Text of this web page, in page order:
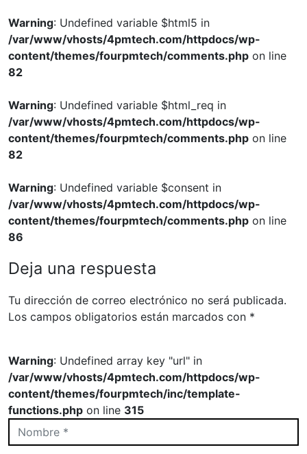
Warning: Undefined variable $html5 in
/var/www/vhosts/4pmtech.com/httpdocs/wp-
content/themes/fourpmtech/comments.php on line
82
Warning: Undefined variable $html_req in
/var/www/vhosts/4pmtech.com/httpdocs/wp-
content/themes/fourpmtech/comments.php on line
82
Warning: Undefined variable $consent in
/var/www/vhosts/4pmtech.com/httpdocs/wp-
content/themes/fourpmtech/comments.php on line
86
Deja una respuesta
Tu dirección de correo electrónico no será publicada.
Los campos obligatorios están marcados con *
Warning: Undefined array key "url" in
/var/www/vhosts/4pmtech.com/httpdocs/wp-
content/themes/fourpmtech/inc/template-
functions.php on line 315